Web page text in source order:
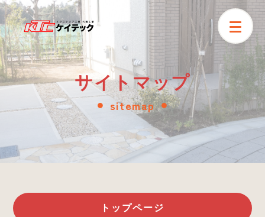
サイトマップ
● sitemap ●
トップページ